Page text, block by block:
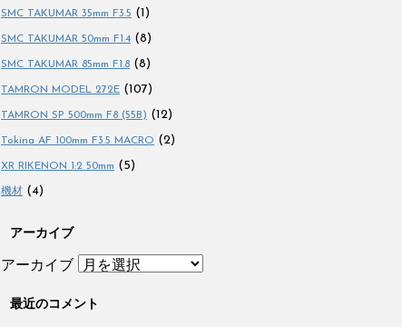
SMC TAKUMAR 35mm F3.5 (1)
SMC TAKUMAR 50mm F1.4 (8)
SMC TAKUMAR 85mm F1.8 (8)
TAMRON MODEL 272E (107)
TAMRON SP 500mm F8 (55B) (12)
Tokina AF 100mm F3.5 MACRO (2)
XR RIKENON 1:2 50mm (5)
機材 (4)
アーカイブ
アーカイブ
最近のコメント